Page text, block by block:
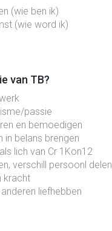
(wie ben ik)
(wie word ik)
van TB?
passie
en bemoedigen
in belans brengen
lich van Cr 1Kon12
verschill persoonl delen
kracht
liefhebben